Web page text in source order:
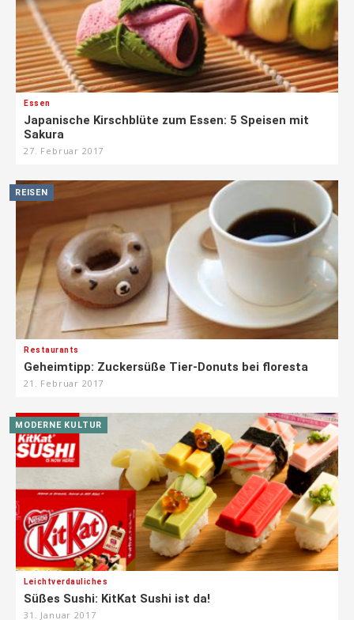
Essen
Japanische Kirschblüte zum Essen: 5 Speisen mit
Sakura
27. Februar 2017
REISEN
Restaurants
Geheimtipp: Zuckersüße Tier-Donuts bei floresta
21. Februar 2017
MODERNE KULTUR
Leichtverdauliches
Süßes Sushi: KitKat Sushi ist da!
31. Januar 2017